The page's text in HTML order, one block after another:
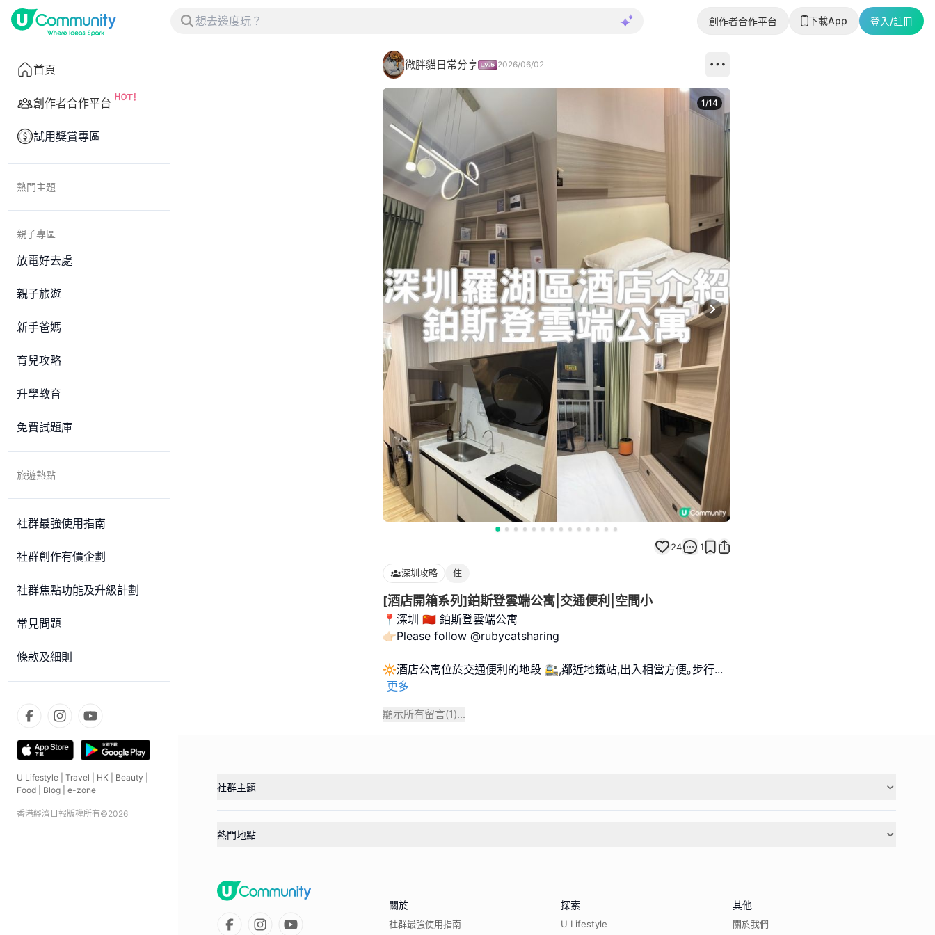
創作者合作平台 下載App 登入/註冊
首頁
創作者合作平台
試用獎賞專區
熱門主題
親子專區
放電好去處
親子旅遊
新手爸媽
育兒攻略
升學教育
免費試題庫
旅遊熱點
社群最強使用指南
社群創作有價企劃
社群焦點功能及升級計劃
常見問題
條款及細則
U Lifestyle Travel HK Beauty
Food
Blog e-zone
香港經濟日報版權所有©2026
微胖貓日常分享 2026/06/02
Next slide
1/14
24 1
深圳攻略 住
[酒店開箱系列]鉑斯登雲端公寓|交通便利|空間小
📍深圳 🇨🇳 鉑斯登雲端公寓
👉🏻Please follow @rubycatsharing
🔆酒店公寓位於交通便利的地段 🚉,鄰近地鐵站,出入相當方便｡步行...
更多
顯示所有留言(1)...
社群主題
熱門地點
關於
社群最強使用指南
探索
U Lifestyle
其他
關於我們